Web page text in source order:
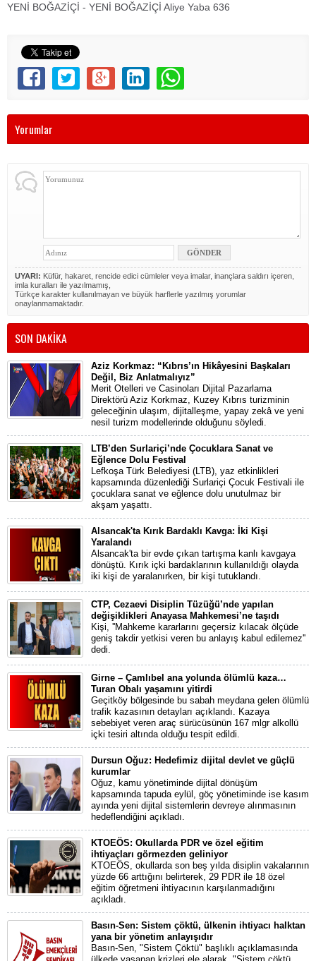
YENİ BOĞAZİÇİ - YENİ BOĞAZİÇİ Aliye Yaba 636
Yorumlar
UYARI: Küfür, hakaret, rencide edici cümleler veya imalar, inançlara saldırı içeren,
imla kuralları ile yazılmamış,
Türkçe karakter kullanılmayan ve büyük harflerle yazılmış yorumlar
onaylanmamaktadır.
SON DAKİKA
Aziz Korkmaz: “Kıbrıs’ın Hikâyesini Başkaları
Değil, Biz Anlatmalıyız”
Merit Otelleri ve Casinoları Dijital Pazarlama
Direktörü Aziz Korkmaz, Kuzey Kıbrıs turizminin
geleceğinin ulaşım, dijitalleşme, yapay zekâ ve yeni
nesil turizm modellerinde olduğunu söyledi.
LTB’den Surlariçi’nde Çocuklara Sanat ve
Eğlence Dolu Festival
Lefkoşa Türk Belediyesi (LTB), yaz etkinlikleri
kapsamında düzenlediği Surlariçi Çocuk Festivali ile
çocuklara sanat ve eğlence dolu unutulmaz bir
akşam yaşattı.
Alsancak'ta Kırık Bardaklı Kavga: İki Kişi
Yaralandı
Alsancak'ta bir evde çıkan tartışma kanlı kavgaya
dönüştü. Kırık içki bardaklarının kullanıldığı olayda
iki kişi de yaralanırken, bir kişi tutuklandı.
CTP, Cezaevi Disiplin Tüzüğü’nde yapılan
değişiklikleri Anayasa Mahkemesi’ne taşıdı
Kişi, ''Mahkeme kararlarını geçersiz kılacak ölçüde
geniş takdir yetkisi veren bu anlayış kabul edilemez''
dedi.
Girne – Çamlıbel ana yolunda ölümlü kaza…
Turan Obalı yaşamını yitirdi
Geçitköy bölgesinde bu sabah meydana gelen ölümlü
trafik kazasının detayları açıklandı. Kazaya
sebebiyet veren araç sürücüsünün 167 mlgr alkollü
içki tesiri altında olduğu tespit edildi.
Dursun Oğuz: Hedefimiz dijital devlet ve güçlü
kurumlar
Oğuz, kamu yönetiminde dijital dönüşüm
kapsamında tapuda eylül, göç yönetiminde ise kasım
ayında yeni dijital sistemlerin devreye alınmasının
hedeflendiğini açıkladı.
KTOEÖS: Okullarda PDR ve özel eğitim
ihtiyaçları görmezden geliniyor
KTOEÖS, okullarda son beş yılda disiplin vakalarının
yüzde 66 arttığını belirterek, 29 PDR ile 18 özel
eğitim öğretmeni ihtiyacının karşılanmadığını
açıkladı.
Basın-Sen: Sistem çöktü, ülkenin ihtiyacı halktan
yana bir yönetim anlayışıdır
Basın-Sen, "Sistem Çöktü" başlıklı açıklamasında